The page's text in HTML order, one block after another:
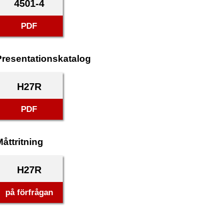
4501-4
PDF
H27R
PDF
H27R
på förfrågan